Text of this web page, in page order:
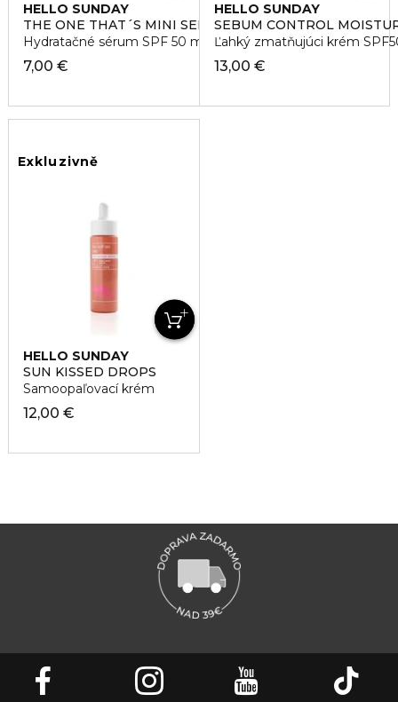
HELLO SUNDAY
THE ONE THAT´S MINI SERUM SPF DROPS
Hydratačné sérum SPF 50 mini
7,00 €
HELLO SUNDAY
SEBUM CONTROL
Ľahký zmatňujúci krém
13,00 €
Exkluzivně
HELLO SUNDAY
SUN KISSED DROPS
Samoopaľovací krém
12,00 €